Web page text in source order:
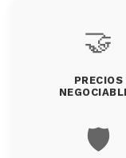
🤝
PRECIOS
🛡️